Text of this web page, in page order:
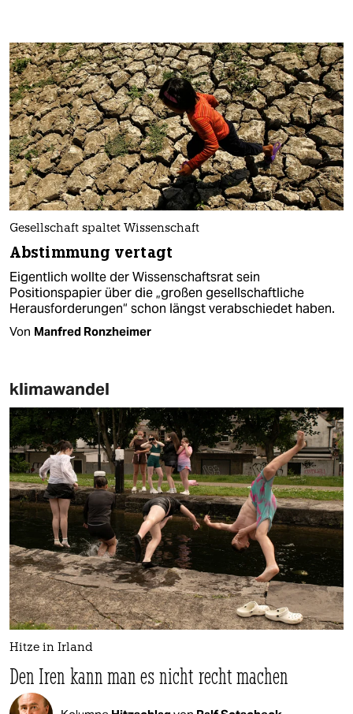
Gesellschaft spaltet Wissenschaft
Abstimmung vertagt
Eigentlich wollte der Wissenschaftsrat sein
Positionspapier über die „großen gesellschaftliche
Herausforderungen“ schon längst verabschiedet haben.
Von Manfred Ronzheimer
klimawandel
Hitze in Irland
Den Iren kann man es nicht recht machen